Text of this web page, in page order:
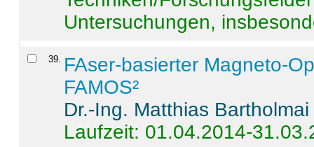
Untersuchungen,
39. FAser-basierter Magneto-
FAMOS²
Dr.-Ing. Matthias Bartholmai
Laufzeit: 01.04.2014-